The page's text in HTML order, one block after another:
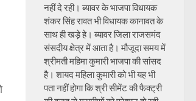
नहीं दे रही। ब्यावर के भाजपा विधायक
शंकर सिंह रावत भी विधायक कानावत के
साथ ही खड़े हे। ब्यावर जिला राजसमंद
संसदीय क्षेत्र में आता है। मौजूदा समय में
श्रीमती महिमा कुमारी भाजपा की सांसद
है। शायद महिला कुमारी को भी यह भी
पता नहीं होगा कि श्री सीमेंट की फैक्ट्री